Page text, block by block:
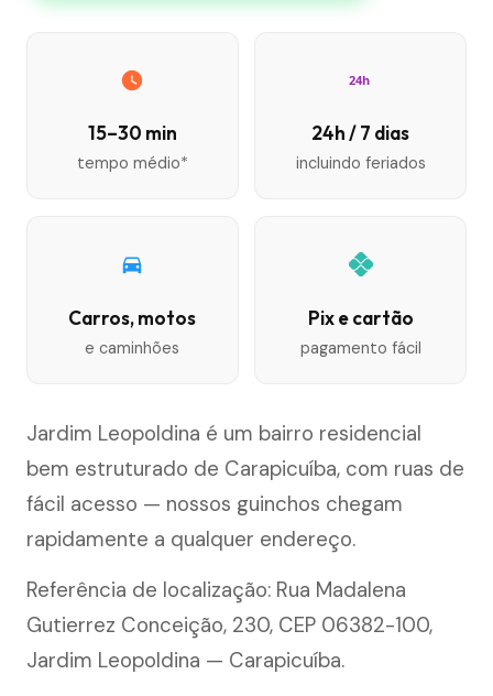
15–30 min
tempo médio*
24h
24h / 7 dias
incluindo feriados
Carros, motos
e caminhões
Pix e cartão
pagamento fácil
Jardim Leopoldina é um bairro residencial
bem estruturado de Carapicuíba, com ruas de
fácil acesso — nossos guinchos chegam
rapidamente a qualquer endereço.
Referência de localização: Rua Madalena
Gutierrez Conceição, 230, CEP 06382-100,
Jardim Leopoldina — Carapicuíba.